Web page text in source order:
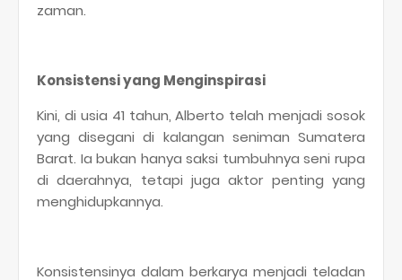
zaman.
Konsistensi yang Menginspirasi
Kini, di usia 41 tahun, Alberto telah menjadi sosok
yang disegani di kalangan seniman Sumatera
Barat. Ia bukan hanya saksi tumbuhnya seni rupa
di daerahnya, tetapi juga aktor penting yang
menghidupkannya.
Konsistensinya dalam berkarya menjadi teladan